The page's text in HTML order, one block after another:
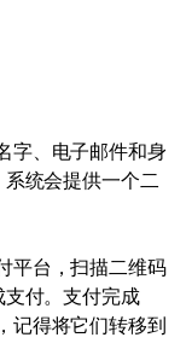
字、电子邮件和身
统会提供一个二
平台，扫描二维码
付。支付完成
记得将它们转移到